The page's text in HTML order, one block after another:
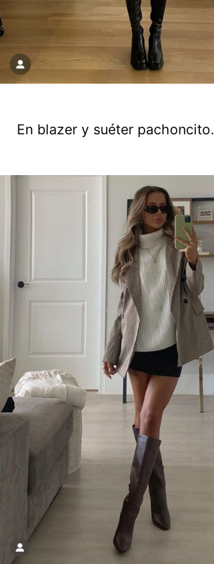
En blazer y suéter pachoncito.